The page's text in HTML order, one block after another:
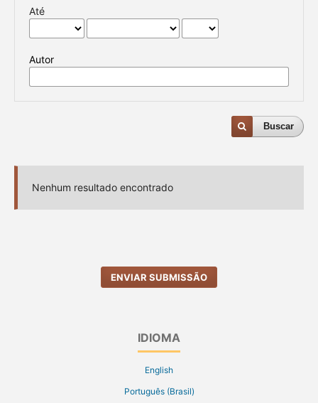
Até
Autor
Buscar
Nenhum resultado encontrado
ENVIAR SUBMISSÃO
IDIOMA
English
Português (Brasil)